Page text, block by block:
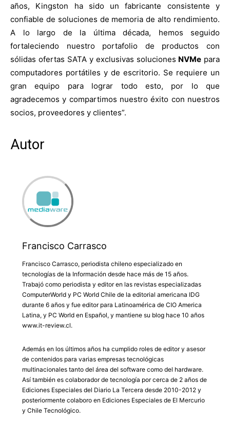
años, Kingston ha sido un fabricante consistente y
confiable de soluciones de memoria de alto rendimiento.
A lo largo de la última década, hemos seguido
fortaleciendo nuestro portafolio de productos con
sólidas ofertas SATA y exclusivas soluciones NVMe para
computadores portátiles y de escritorio. Se requiere un
gran equipo para lograr todo esto, por lo que
agradecemos y compartimos nuestro éxito con nuestros
socios, proveedores y clientes”.
Autor
Francisco Carrasco
Francisco Carrasco, periodista chileno especializado en
tecnologías de la Información desde hace más de 15 años.
Trabajó como periodista y editor en las revistas especializadas
ComputerWorld y PC World Chile de la editorial americana IDG
durante 6 años y fue editor para Latinoamérica de CIO America
Latina, y PC World en Español, y mantiene su blog hace 10 años
www.it-review.cl.
Además en los últimos años ha cumplido roles de editor y asesor
de contenidos para varias empresas tecnológicas
multinacionales tanto del área del software como del hardware.
Así también es colaborador de tecnología por cerca de 2 años de
Ediciones Especiales del Diario La Tercera desde 2010-2012 y
posteriormente colaboro en Ediciones Especiales de El Mercurio
y Chile Tecnológico.